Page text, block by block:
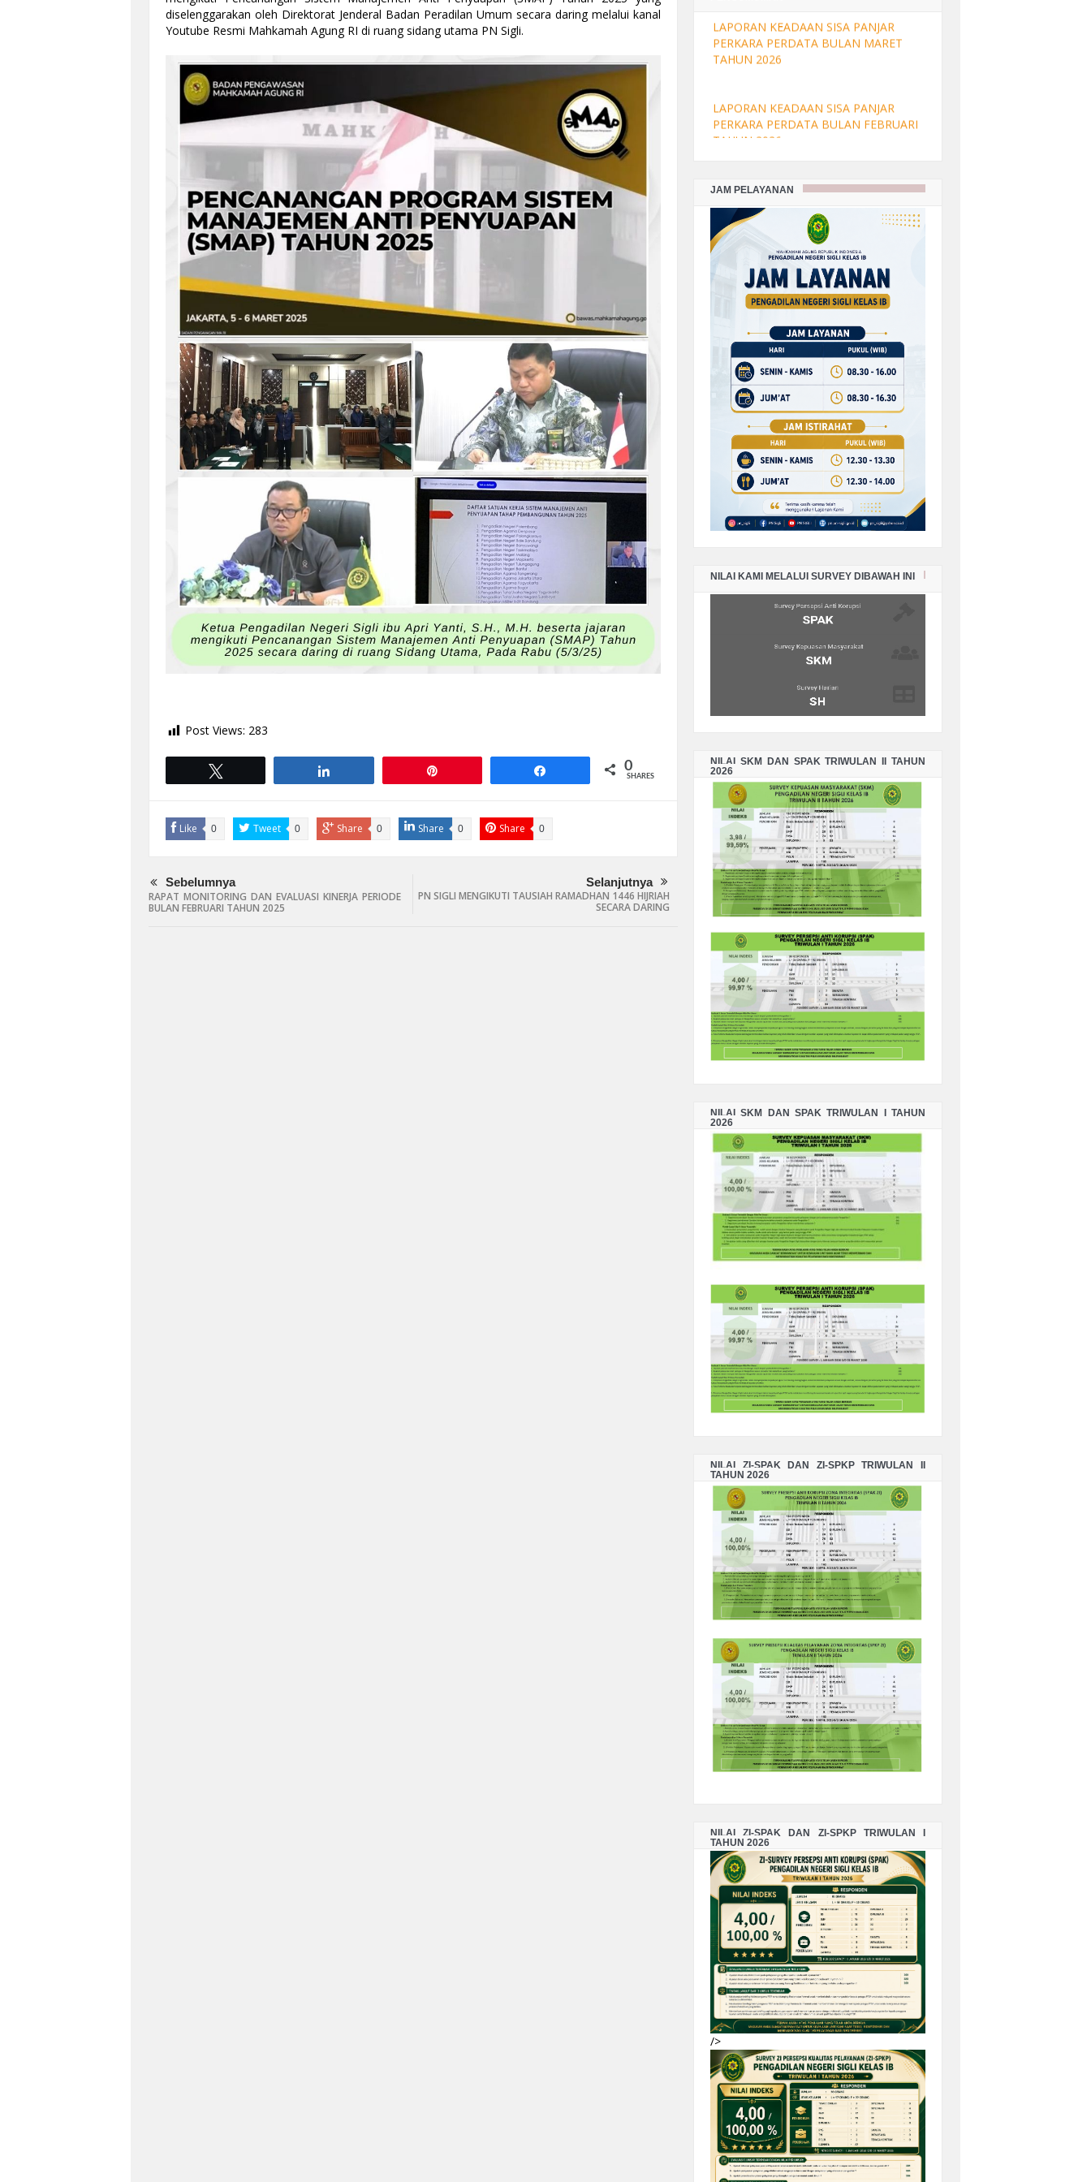
diselenggarakan oleh Direktorat Jenderal Badan Peradilan Umum secara daring melalui kanal
Youtube Resmi Mahkamah Agung RI di ruang sidang utama PN Sigli.
Post Views: 283
0
SHARES
Like 0 Tweet 0 Share 0 Share 0 Share 0
Sebelumnya
RAPAT MONITORING DAN EVALUASI KINERJA PERIODE
BULAN FEBRUARI TAHUN 2025
Selanjutnya
PN SIGLI MENGIKUTI TAUSIAH RAMADHAN 1446 HIJRIAH
SECARA DARING
LAPORAN KEADAAN SISA PANJAR
PERKARA PERDATA BULAN MARET
LAPORAN KEADAAN SISA PANJAR
LAPORAN KEADAAN SISA PANJAR
PERKARA PERDATA BULAN JANUARI
TAHUN 2026
LAPORAN KEADAAN SISA PANJAR
PERKARA PERDATA BULAN
DESEMBER TAHUN 2025
LAPORAN KEADAAN SISA PANJAR
PERKARA PERDATA BULAN
NOVEMBER TAHUN 2025
LAPORAN KEADAAN SISA PANJAR
PERKARA PERDATA BULAN OKTOBER
TAHUN 2025
SEPTEMBER TAHUN 2025
LAPORAN KEADAAN SISA PANJAR
TAHUN 2025
JAM PELAYANAN
NILAI KAMI MELALUI SURVEY DIBAWAH INI
NILAI SKM DAN SPAK TRIWULAN II TAHUN
2026
NILAI SKM DAN SPAK TRIWULAN I TAHUN
2026
NILAI ZI-SPAK DAN ZI-SPKP TRIWULAN II
TAHUN 2026
NILAI ZI-SPAK DAN ZI-SPKP TRIWULAN I
TAHUN 2026
/>